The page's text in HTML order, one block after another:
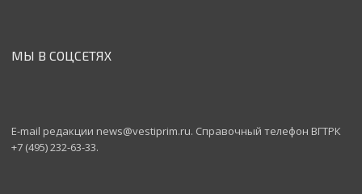
МЫ В СОЦСЕТЯХ
E-mail редакции news@vestiprim.ru. Справочный телефон ВГТРК
+7 (495) 232-63-33.